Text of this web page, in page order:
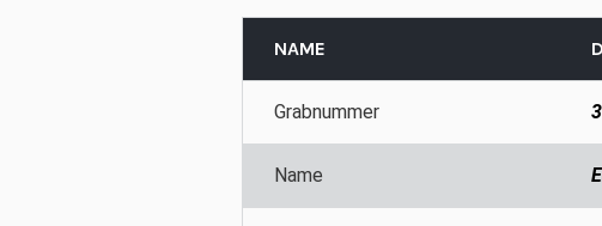
NAME
Grabnummer
Name